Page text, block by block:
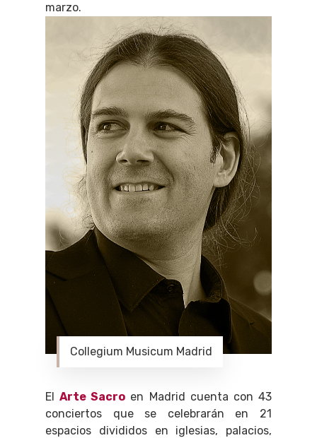
marzo.
Collegium Musicum Madrid
ElArte Sacro en Madrid cuenta con 43
conciertos que se celebrarán en 21
espacios divididos en iglesias, palacios,